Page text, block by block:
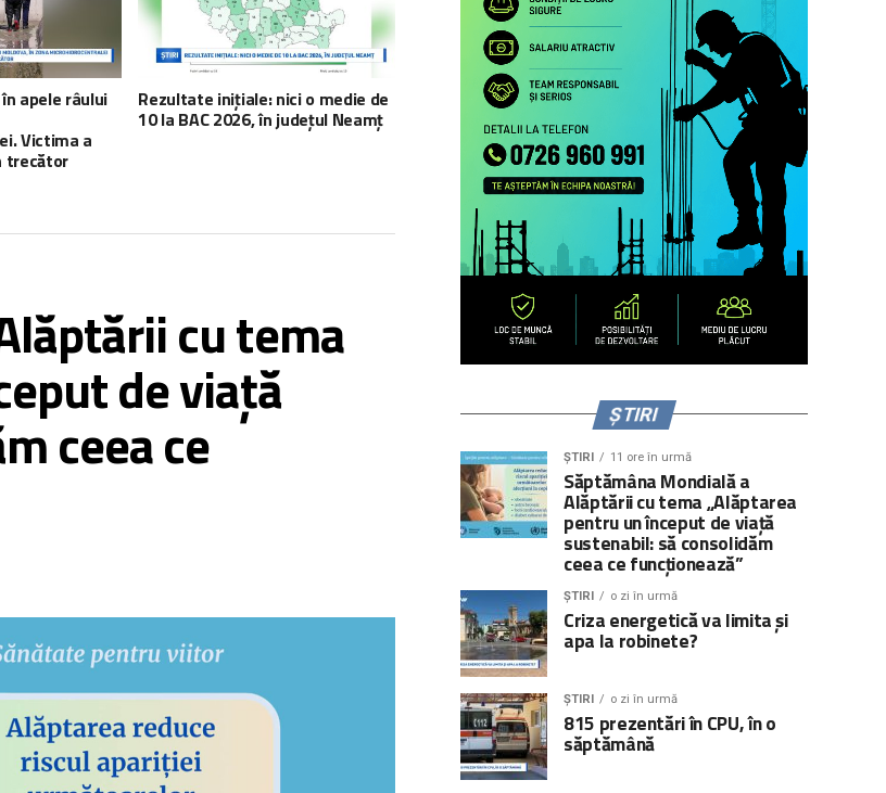
apele râului
Victima a
trecător
Rezultate inițiale: nici o medie de
10 la BAC 2026, în județul Neamț
cu tema
de viață
ceea ce ȘTIRI
ȘTIRI 11 ore în urmă
Săptămâna Mondială a
Alăptării cu tema „Alăptarea
pentru un început de viață
sustenabil: să consolidăm
ceea ce funcționează”
ȘTIRI o zi în urmă
Criza energetică va limita și
apa la robinete?
ȘTIRI o zi în urmă
815 prezentări în CPU, în o
săptămână